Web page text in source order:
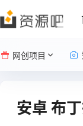
网创项目
安卓 布